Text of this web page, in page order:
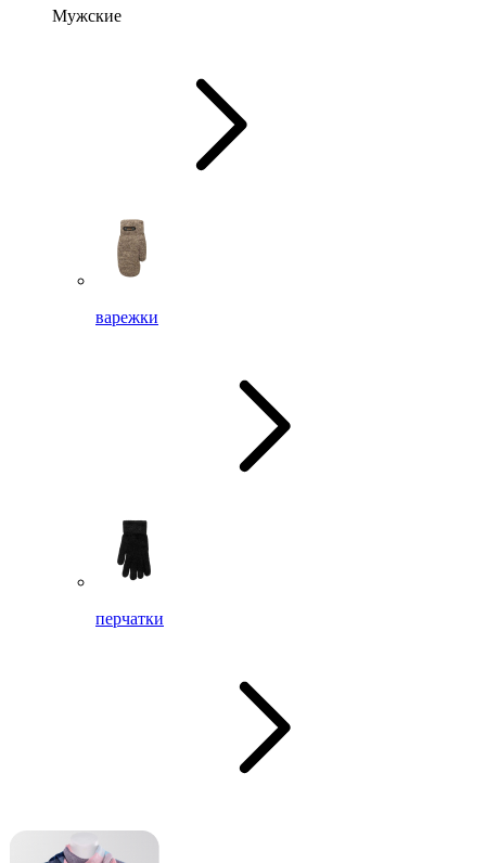
Мужские
варежки
перчатки